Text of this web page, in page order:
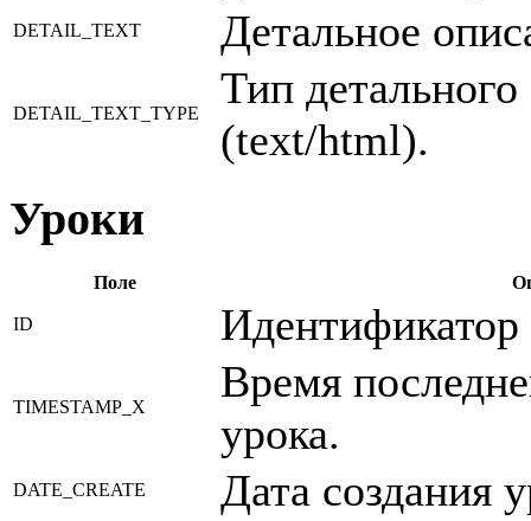
DETAIL_TEXT Детальное
DETAIL_TEXT_TYPE
Тип
(text/html).
Уроки
Поле
ID Идентификатор
TIMESTAMP_X
Время
урока.
DATE_CREATE Дата создания